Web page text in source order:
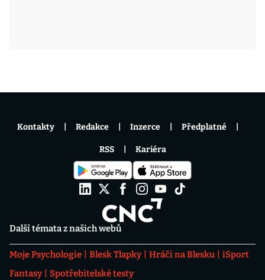
Další témata z našich webů
Moje Psychologie Blesk Tlapky Hráči na Blesku
iSport
Fantasy
Spotřebitelské testy
Kontakty Redakce Inzerce Předplatné
RSS Kariéra